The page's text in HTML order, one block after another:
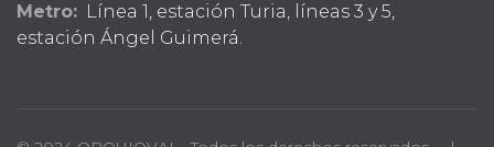
Metro: Línea 1, estación Turia, líneas 3 y 5,
estación Ángel Guimerá.